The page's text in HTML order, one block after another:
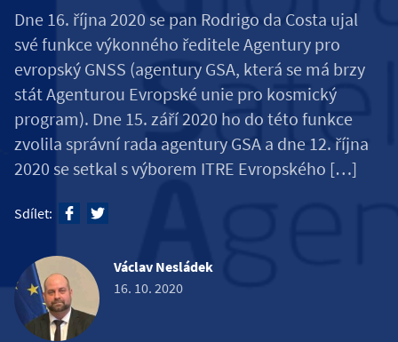
Dne 16. října 2020 se pan Rodrigo da Costa ujal
své funkce výkonného ředitele Agentury pro
evropský GNSS (agentury GSA, která se má brzy
stát Agenturou Evropské unie pro kosmický
program). Dne 15. září 2020 ho do této funkce
zvolila správní rada agentury GSA a dne 12. října
2020 se setkal s výborem ITRE Evropského […]
Sdílet:
Václav Nesládek
16. 10. 2020